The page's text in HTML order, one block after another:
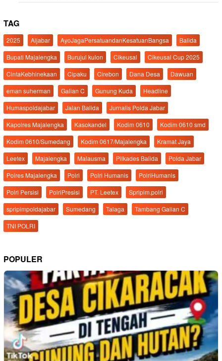
TAG
2025 Aljabar AyoJagaPersatuandanKesatuanBangsa
Balida
Bupati Majalengka
Burujul kulon Cikeusal
Cikeusal Cup 2025
CintaKebhinekaan
Cipaku Cirebon Dana Desa
Dawuan
eman suherman
Galian C Gunung Kuda
Headline
Humaspoldajabar
Jalan Balida
Jurnalis Polda Jabar
Kapolres Majalengka
Kasokandel Kodim 0610
Kodim 0610 smd
Kodim 0610/Sumedang
Kodim 0617/Majalengka
Kramat Jaya
Leetex
Majalengka Malausma Pilkades Balida
Polda Jabar
Polres Majalengka
Polri Polri Humanis
PolriHumanis
Polri Persisi
PolriPresisi PT. Leetex
Spripim.polri
spripimpoldajabar
Sumedang Talaga
Tambang Galian C
TNI POLRI
POPULER